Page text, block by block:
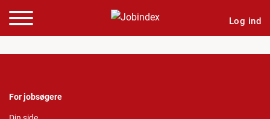
Log ind
For jobsøgere